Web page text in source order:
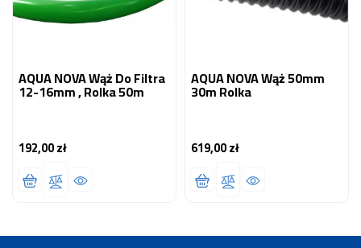
AQUA NOVA Wąż Do Filtra
12-16mm , Rolka 50m
192,00 złCena
AQUA NOVA Wąż 50mm
30m Rolka
619,00 złCena